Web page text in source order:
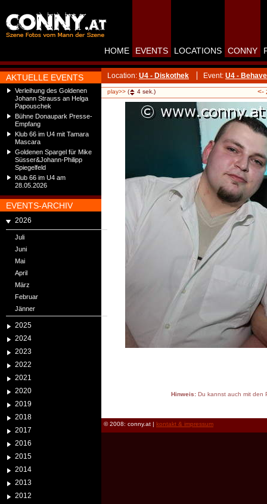
AKTUELLE EVENTS
Verleihung des Goldenen
Johann Strauss an Helga
Papouschek
Bühne Donaupark Presse-
Empfang
Klub 66 im U4 mit Tamara
Mascara
Goldenen Spargel für Mike
Süsser&Johann-Philipp
Spiegelfeld
Klub 66 im U4 am
28.05.2026
EVENTS-ARCHIV
2026
Juli
Juni
Mai
April
März
Februar
Jänner
2025
2024
2023
2022
2021
2020
2019
2018
2017
2016
2015
2014
2013
2012
HOME EVENTS LOCATIONS CONNY
Location: U4 - Diskothek Event: U4 -
play>> ( 4 sek.) <-
Hinweis:Du kannst auch mit den
© 2008: conny.at | kontakt & impressum